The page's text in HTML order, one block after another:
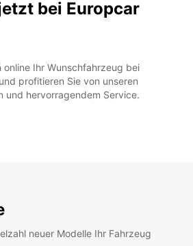
bei Europcar
online Ihr Wunschfahrzeug bei
profitieren Sie von unseren
und hervorragendem Service.
neuer Modelle Ihr Fahrzeug